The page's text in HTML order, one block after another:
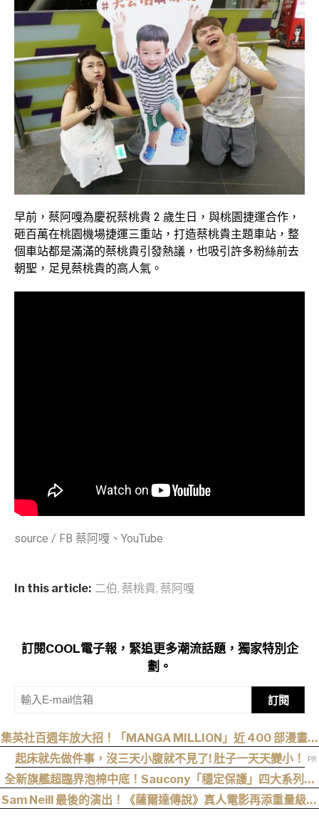
早前，蔡阿嘎為慶祝蔡桃貴 2 歲生日，與桃園捷運合作，
砸百萬在桃園機場捷運三重站，打造蔡桃貴主題車站，整
個車站都是滿滿的蔡桃貴引發熱議，也吸引許多粉絲前去
朝聖，足見蔡桃貴的高人氣。
source / FB 蔡阿嘎、YouTube
In this article: 二伯, 蔡桃貴, 蔡阿嘎
訂閱COOL電子報，緊追更多潮流話題，獨家特別企
劃。
訂閱
集英社百週年放大招！「MANGA MILLION」近 400 部漫畫免
費看，《航海王》、《火影忍者》支援逾百種語言
起床就先做件事，沒三天小腹就不見了! 肚子一天天變小！
全新旗艦超臨界泡棉中底！Saucony「穩定保護」四大系列鞋
款發布
Sam Neill 最後的演出！《薩爾達傳說》真人電影再添重量級卡